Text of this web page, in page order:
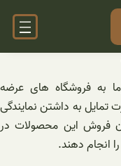
به فروشگاه های عرضه
به داشتن نمایندگی
فروش این محصولات در
انجام دهند.